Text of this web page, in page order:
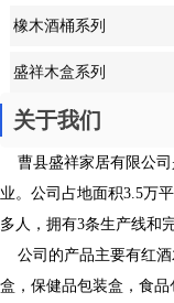
橡木酒桶系列
盛祥木盒系列
关于我们
曹县盛祥家居有限公司
业。公司占地面积3.5万
多人，拥有3条生产线和
公司的产品主要有红酒
盒，保健品包装盒，食